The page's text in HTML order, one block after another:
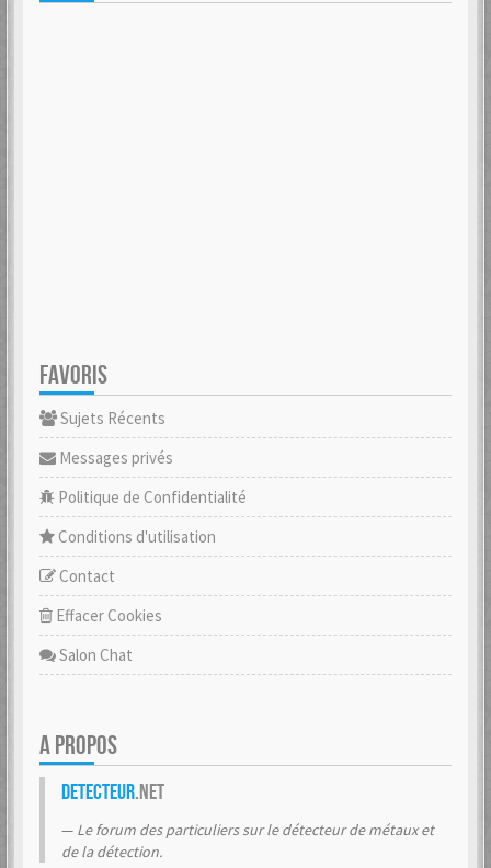
FAVORIS
Sujets Récents
Messages privés
Politique de Confidentialité
Conditions d'utilisation
Contact
Effacer Cookies
Salon Chat
A PROPOS
Detecteur.net
Le forum des particuliers sur le détecteur de métaux et
de la détection.